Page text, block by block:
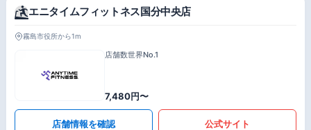
エニタイムフィットネス国分中央店
霧島市役所から1m
店舗数世界No.1
7,480円〜
店舗情報を確認 公式サイト